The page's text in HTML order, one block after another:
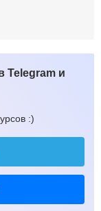
Telegram и
:)